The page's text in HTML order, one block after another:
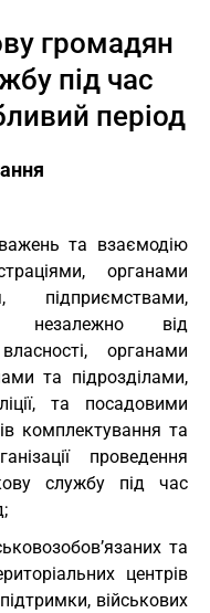
громадян
під час
період
та взаємодію
органами
підприємствами,
незалежно від
органами
та підрозділами,
та посадовими
комплектування та
проведення
службу під час
та
центрів
військових